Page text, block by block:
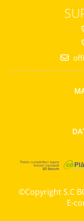
Faina Profesionala
Pachete Cadou
Nuga
©Copyright S.C
E-